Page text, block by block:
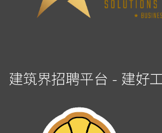
建筑界招聘平台 - 建好